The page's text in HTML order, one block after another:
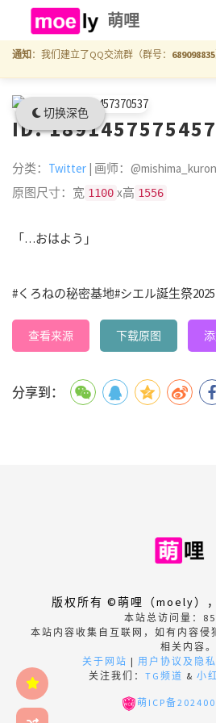
切换深色
萌哩
通知 ：我们建立了QQ交流群（群号： 689098835
ID:
分类： Twitter | 画师：
原图尺寸：宽 1100 x高 1556
「…おはよう」
#くろねの秘密基地#シエル誕生祭2025
查看来源 下载原图
分享到：
版权所有 ©萌哩（moely）
本站总访问量：
本站内容收集自互联网，如有内容侵
相关内容。
关于网站 | 用户协议及隐
关注我们： TG频道 & 小
萌ICP备